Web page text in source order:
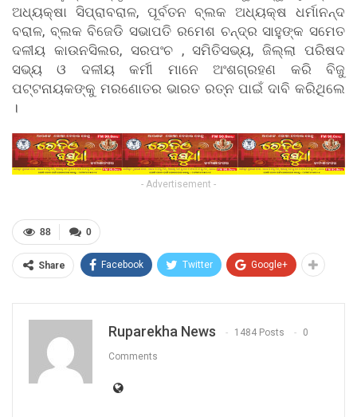
ଅଧ୍ୟକ୍ଷା ସିପ୍ରାବରାଳ, ପୂର୍ବତନ ବ୍ଲକ ଅଧ୍ୟକ୍ଷ ଧର୍ମାନନ୍ଦ
ବରାଳ, ବ୍ଲକ ବିଜେଡି ସଭାପତି ରମେଶ ଚନ୍ଦ୍ର ସାହୁଙ୍କ ସମେତ
ଦଳୀୟ କାଉନସିଲର, ସରପଂଚ , ସମିତିସଭ୍ୟ, ଜିଲ୍ଲା ପରିଷଦ
ସଭ୍ୟ ଓ ଦଳୀୟ କର୍ମୀ ମାନେ ଅଂଶଗ୍ରହଣ କରି ବିଜୁ
ପଟ୍ଟନାୟକଙ୍କୁ ମରଣୋତର ଭାରତ ରତ୍ନ ପାଇଁ ଦାବି କରିଥିଲେ
।
- Advertisement -
0
88
Share Facebook Twitter Google+
Ruparekha News 1484 Posts 0
Comments